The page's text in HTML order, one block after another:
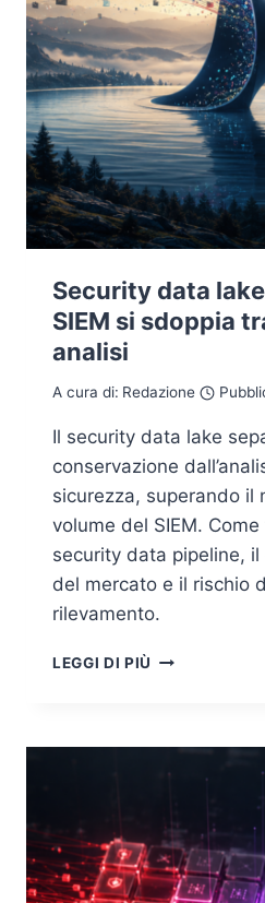
Security data
SIEM si sdoppia
analisi
A cura di: Redazione
Il security data lake
conservazione
sicurezza, superando il
volume del SIEM.
security data pipeline,
del mercato e il rischio
rilevamento.
LEGGI DI PIÙ SECURITY
IL
SIEM
TRA
RACCOLTA
E